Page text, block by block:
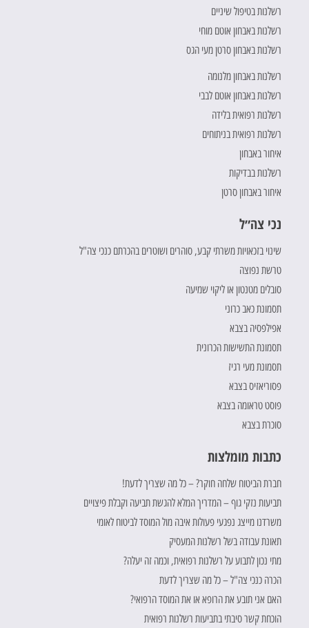
רשלנות בטיפול שיניים
רשלנות באבחון אוטם מוחי
רשלנות באבחון סרטן מעי הגס
רשלנות באבחון מלנומה
רשלנות באבחון אוטם לבבי
רשלנות רפואית בלידה
רשלנות רפואית בניתוחים
איחור באבחון
רשלנות בבדיקות
איחור באבחון סרטן
נכי צה״ל
שינוי בזכאויות משרתי קבע, סוהרים ושוטרים בהכרתם כנכי צה"ל
טרשת נפוצה
סובלים מטנטון או ליקוי שמיעה
תסמונת כאב כרוני
אפילפסיה בצבא
תסמונת התשישות הכרונית
תסמונת מעי רגיז
פסוריאזיס בצבא
פוסט טראומה בצבא
סוכרת בצבא
כתבות מומלצות
חברת הביטוח שלחה חוקר? – כל מה שצריך לדעת!
תביעות נזקי גוף – המדריך המלא להגשת תביעה וקבלת פיצויים
משרדנו מייצג נפגעי פעולות איבה מול המוסד לביטוח לאומי
תאונת עבודה בשל רשלנות המעסיק
מתי נכון לתבוע על רשלנות רפואית, וכמה זה יעלה?
הכרה כנכי צה"ל – כל מה שצריך לדעת
האם אני תובע את הרופא או את המוסד הרפואי?
הוכחת קשר סיבתי בתביעות רשלנות רפואית